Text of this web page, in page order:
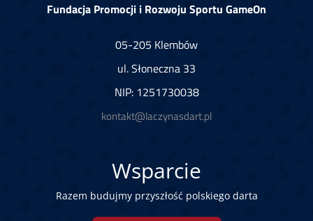
Fundacja Promocji i Rozwoju Sportu GameOn
05-205 Klembów
ul. Słoneczna 33
NIP: 1251730038
kontakt@laczynasdart.pl
Wsparcie
Razem budujmy przyszłość polskiego darta